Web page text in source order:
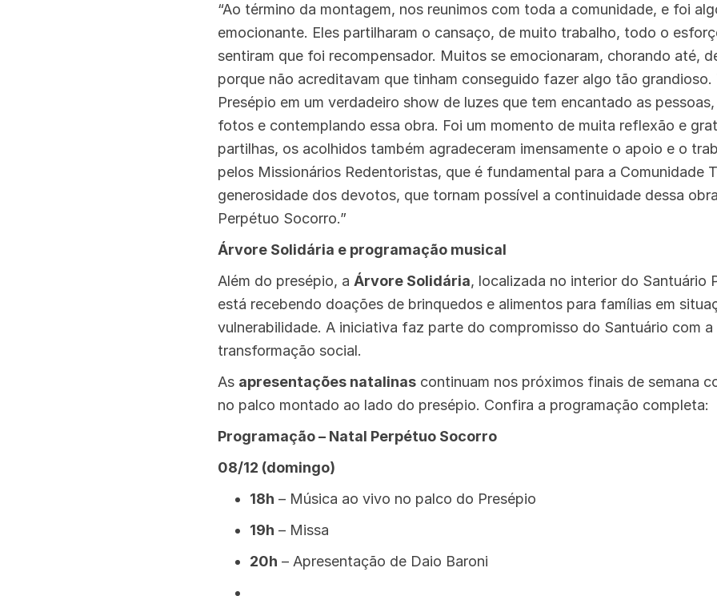
“Ao término da montagem, nos reunimos com toda a comunidade, e foi
emocionante. Eles partilharam o cansaço, de muito trabalho, todo o
sentiram que foi recompensador. Muitos se emocionaram, chorando até,
porque não acreditavam que tinham conseguido fazer algo tão grandioso.
Presépio em um verdadeiro show de luzes que tem encantado as
fotos e contemplando essa obra. Foi um momento de muita reflexão e
partilhas, os acolhidos também agradeceram imensamente o apoio e o
pelos Missionários Redentoristas, que é fundamental para a Comunidade
generosidade dos devotos, que tornam possível a continuidade dessa
Perpétuo Socorro.”
Árvore Solidária e programação musical
Além do presépio, a Árvore Solidária, localizada no interior do Santuário
está recebendo doações de brinquedos e alimentos para famílias em
vulnerabilidade. A iniciativa faz parte do compromisso do Santuário com a
transformação social.
As apresentações natalinas continuam nos próximos finais de semana
no palco montado ao lado do presépio. Confira a programação completa:
Programação – Natal Perpétuo Socorro
08/12 (domingo)
18h – Música ao vivo no palco do Presépio
19h – Missa
20h – Apresentação de Daio Baroni